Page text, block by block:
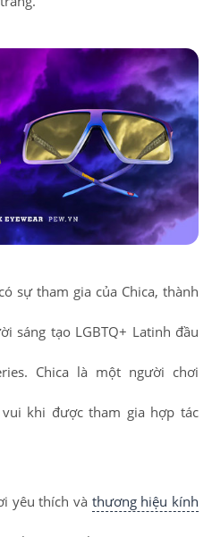
sự tham gia của Chica, thành
sáng tạo LGBTQ+ Latinh đầu
Chica là một người chơi
khi được tham gia hợp tác
yêu thích và thương hiệu kính